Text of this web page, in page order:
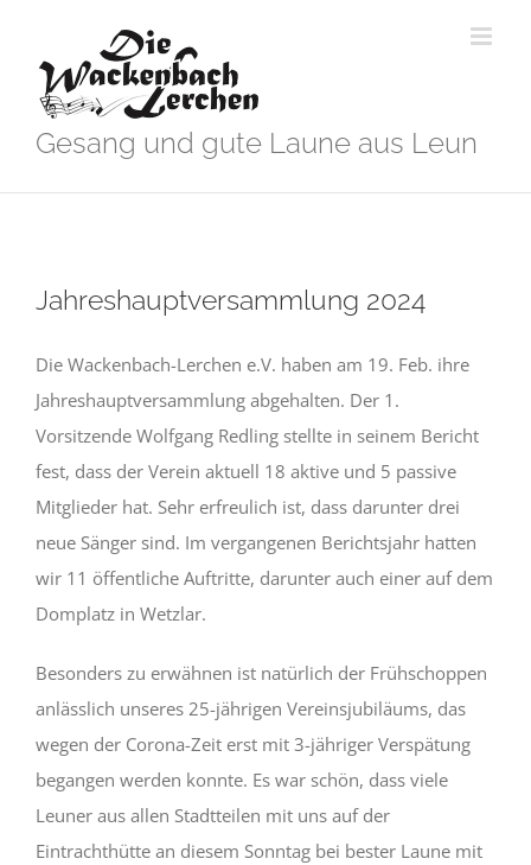
springen
Gesang und gute Laune aus Leun
Jahreshauptversammlung 2024
Die Wackenbach-Lerchen e.V. haben am 19. Feb. ihre
Jahreshauptversammlung abgehalten. Der 1.
Vorsitzende Wolfgang Redling stellte in seinem Bericht
fest, dass der Verein aktuell 18 aktive und 5 passive
Mitglieder hat. Sehr erfreulich ist, dass darunter drei
neue Sänger sind. Im vergangenen Berichtsjahr hatten
wir 11 öffentliche Auftritte, darunter auch einer auf dem
Domplatz in Wetzlar.
Besonders zu erwähnen ist natürlich der Frühschoppen
anlässlich unseres 25-jährigen Vereinsjubiläums, das
wegen der Corona-Zeit erst mit 3-jähriger Verspätung
begangen werden konnte. Es war schön, dass viele
Leuner aus allen Stadtteilen mit uns auf der
Eintrachthütte an diesem Sonntag bei bester Laune mit